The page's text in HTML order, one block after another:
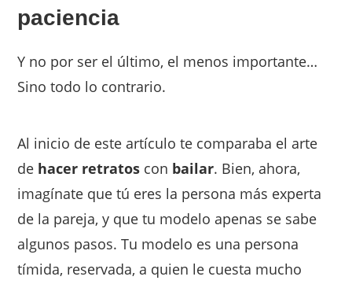
paciencia
Y no por ser el último, el menos importante…
Sino todo lo contrario.
Al inicio de este artículo te comparaba el arte
de hacer retratos con bailar. Bien, ahora,
imagínate que tú eres la persona más experta
de la pareja, y que tu modelo apenas se sabe
algunos pasos. Tu modelo es una persona
tímida, reservada, a quien le cuesta mucho